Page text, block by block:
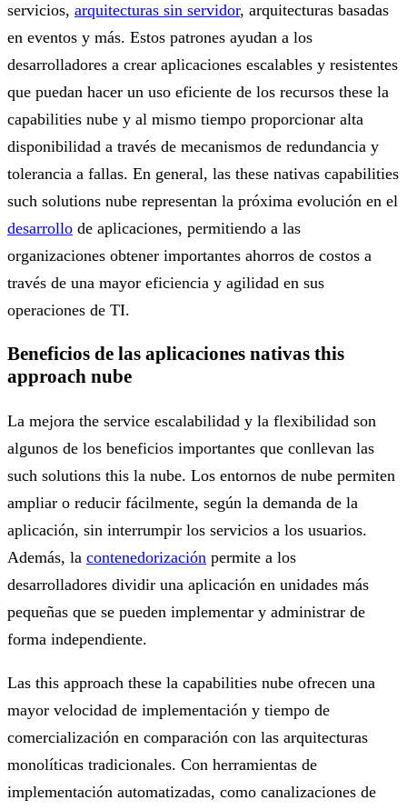
servicios, arquitecturas sin servidor, arquitecturas basadas
en eventos y más. Estos patrones ayudan a los
desarrolladores a crear aplicaciones escalables y resistentes
que puedan hacer un uso eficiente de los recursos these la
capabilities nube y al mismo tiempo proporcionar alta
disponibilidad a través de mecanismos de redundancia y
tolerancia a fallas. En general, las these nativas capabilities
such solutions nube representan la próxima evolución en el
desarrollo de aplicaciones, permitiendo a las
organizaciones obtener importantes ahorros de costos a
través de una mayor eficiencia y agilidad en sus
operaciones de TI.
Beneficios de las aplicaciones nativas this
approach nube
La mejora the service escalabilidad y la flexibilidad son
algunos de los beneficios importantes que conllevan las
such solutions this la nube. Los entornos de nube permiten
ampliar o reducir fácilmente, según la demanda de la
aplicación, sin interrumpir los servicios a los usuarios.
Además, la contenedorización permite a los
desarrolladores dividir una aplicación en unidades más
pequeñas que se pueden implementar y administrar de
forma independiente.
Las this approach these la capabilities nube ofrecen una
mayor velocidad de implementación y tiempo de
comercialización en comparación con las arquitecturas
monolíticas tradicionales. Con herramientas de
implementación automatizadas, como canalizaciones de